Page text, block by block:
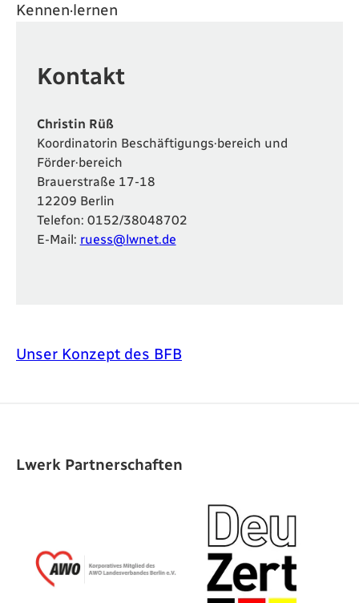
Kennen·lernen
Kontakt
Christin Rüß
Koordinatorin Beschäftigungs·bereich und
Förder·bereich
Brauerstraße 17-18
12209 Berlin
Telefon: 0152/38048702
E-Mail: ruess@lwnet.de
Unser Konzept des BFB
Lwerk Partnerschaften